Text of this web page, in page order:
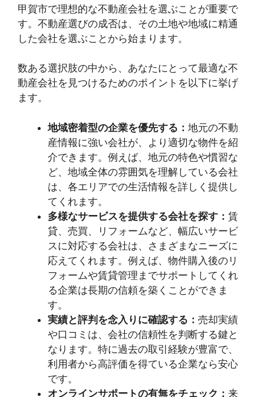
甲賀市で理想的な不動産会社を選ぶことが重要で
す。不動産選びの成否は、その土地や地域に精通
した会社を選ぶことから始まります。
数ある選択肢の中から、あなたにとって最適な不
動産会社を見つけるためのポイントを以下に挙げ
ます。
地域密着型の企業を優先する： 地元の不動
産情報に強い会社が、より適切な物件を紹
介できます。例えば、地元の特色や慣習な
ど、地域全体の雰囲気を理解している会社
は、各エリアでの生活情報を詳しく提供し
てくれます。
多様なサービスを提供する会社を探す： 賃
貸、売買、リフォームなど、幅広いサービ
スに対応する会社は、さまざまなニーズに
応えてくれます。例えば、物件購入後のリ
フォームや賃貸管理までサポートしてくれ
る企業は長期の信頼を築くことができま
す。
実績と評判を念入りに確認する： 売却実績
や口コミは、会社の信頼性を判断する鍵と
なります。特に過去の取引経験が豊富で、
利用者から高評価を得ている企業なら安心
です。
オンラインサポートの有無をチェック： 来